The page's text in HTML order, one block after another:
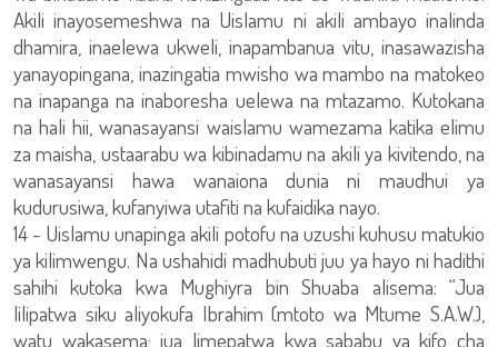
Akili inayosemeshwa na Uislamu ni akili ambayo inalinda
dhamira, inaelewa ukweli, inapambanua vitu, inasawazisha
yanayopingana, inazingatia mwisho wa mambo na matokeo
na inapanga na inaboresha uelewa na mtazamo. Kutokana
na hali hii, wanasayansi waislamu wamezama katika elimu
za maisha, ustaarabu wa kibinadamu na akili ya kivitendo, na
wanasayansi hawa wanaiona dunia ni maudhui ya
kudurusiwa, kufanyiwa utafiti na kufaidika nayo.
14 - Uislamu unapinga akili potofu na uzushi kuhusu matukio
ya kilimwengu. Na ushahidi madhubuti juu ya hayo ni hadithi
sahihi kutoka kwa Mughiyra bin Shuaba alisema: “Jua
lilipatwa siku aliyokufa Ibrahim (mtoto wa Mtume S.A.W.),
watu wakasema; jua limepatwa kwa sababu ya kifo cha